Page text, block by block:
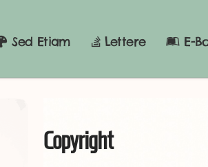
Sed Etiam Lettere E-
Copyright